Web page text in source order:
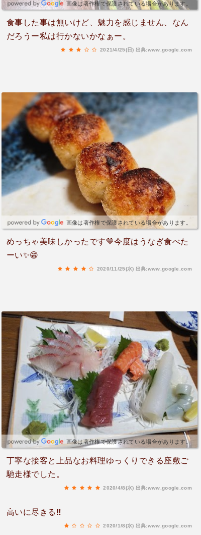
画像は著作権で保護されている場合があります。
食事した事は無いけど、魅力を感じません、なん
だろうー私は行かないかなぁー。
2021/4/25(日) 出典:www.google.com
画像は著作権で保護されている場合があります。
めっちゃ美味しかったです💛今度はうなぎ食べた
ーい✨😁
2020/11/25(水) 出典:www.google.com
画像は著作権で保護されている場合があります。
丁寧な接客と上品なお料理ゆっくりできる座敷ご
馳走様でした。
2020/4/8(水) 出典:www.google.com
高いに尽きる‼️
2020/1/8(水) 出典:www.google.com